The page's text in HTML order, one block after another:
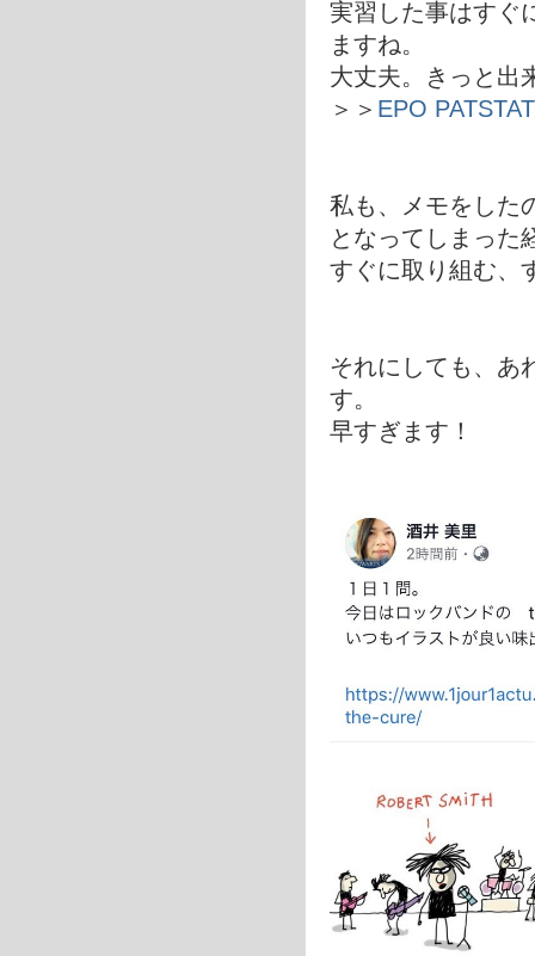
実習した事はすぐ
ますね。
大丈夫。きっと出
＞＞ EPO PATSTAT
私も、メモをした
となってしまった
すぐに取り組む、
それにしても、あ
す。
早すぎます！